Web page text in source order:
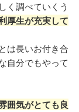
く調べていくう
厚生が充実して
は長いお付き合
自分でもやって
囲気がとても良